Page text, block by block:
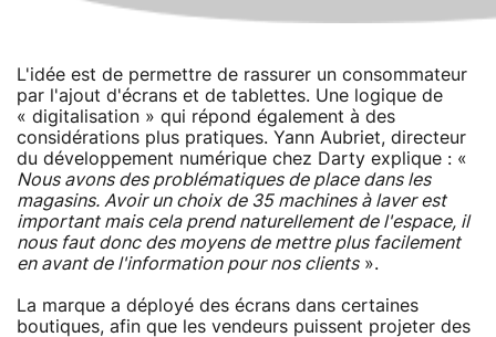
L'idée est de permettre de rassurer un consommateur
par l'ajout d'écrans et de tablettes. Une logique de
« digitalisation » qui répond également à des
considérations plus pratiques. Yann Aubriet, directeur
du développement numérique chez Darty explique : «
Nous avons des problématiques de place dans les
magasins. Avoir un choix de 35 machines à laver est
important mais cela prend naturellement de l'espace, il
nous faut donc des moyens de mettre plus facilement
en avant de l'information pour nos clients».
La marque a déployé des écrans dans certaines
boutiques, afin que les vendeurs puissent projeter des